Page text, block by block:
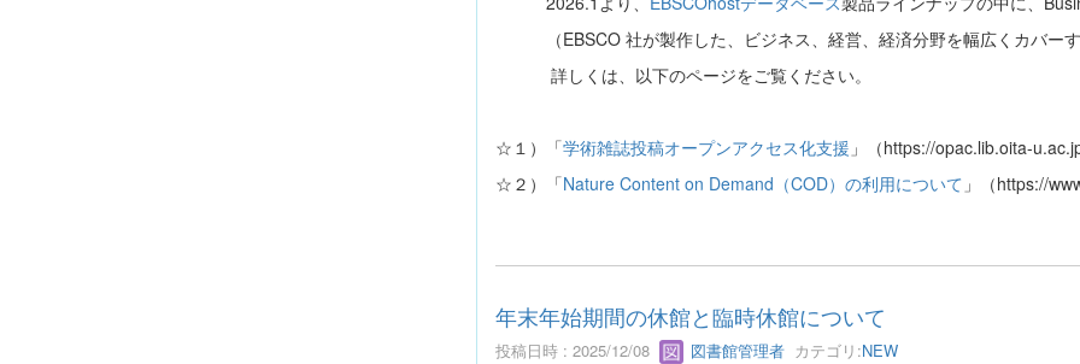
（EBSCO 社が製作した、ビジネス、経営、経済分野を幅広くカバーす
詳しくは、以下のページをご覧ください。
☆１）「学術雑誌投稿オープンアクセス化支援 」（https://opac.lib.oita-
☆２）「Nature Content on Demand（COD）の利用について 」（https://
年末年始期間の休館と臨時休館について
投稿日時 : 2025/12/08 図書館管理者カテゴリ:NEW